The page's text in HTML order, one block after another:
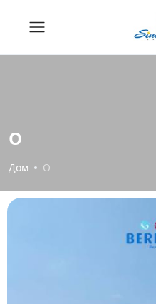
О
Дом О